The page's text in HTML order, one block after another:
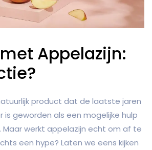
Appelazijn:
product dat de laatste jaren
geworden als een mogelijke hulp
Maar werkt appelazijn echt om af te
een hype? Laten we eens kijken